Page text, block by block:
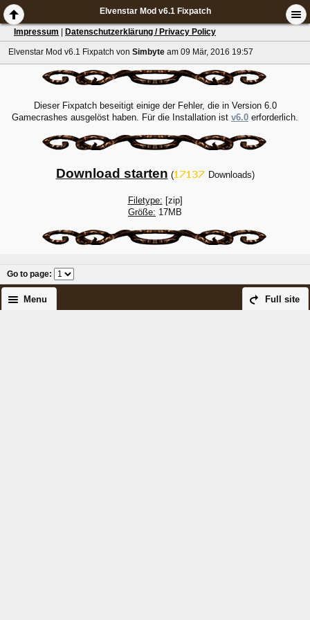
Elvenstar Mod v6.1 Fixpatch
Impressum Datenschutzerklärung / Privacy Policy
Elvenstar Mod v6.1 Fixpatch von Simbyte am 09 Mär, 2016 19:57
Dieser Fixpatch beseitigt einige der Fehler, die in Version 6.0
Gamecrashes ausgelöst haben. Für die Installation ist v6.0 erforderlich.
Download starten ( Downloads)
Filetype: [zip]
Größe: 17MB
Go to page:
Full site
Menu